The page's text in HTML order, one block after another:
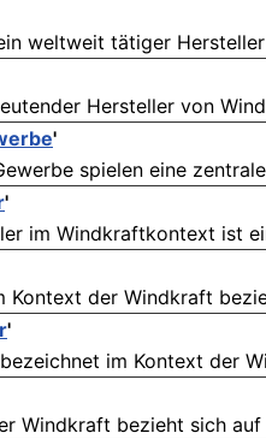
weltweit tätiger
Hersteller von
'
spielen eine
'
im Windkraftkontext ist
Kontext der Windkraft
'
im Kontext der
Windkraft bezieht sich